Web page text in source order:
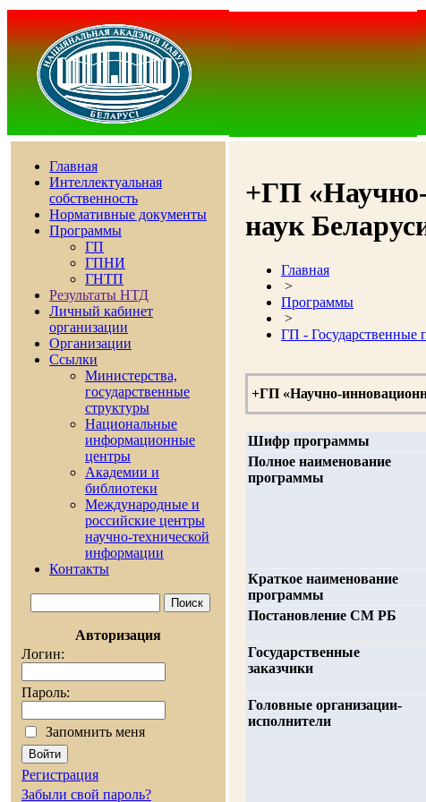
Главная
Интеллектуальная
собственность
Нормативные документы
Программы
ГП
ГПНИ
ГНТП
Результаты НТД
Личный кабинет
организации
Организации
Ссылки
Министерства,
государственные
cтруктуры
Национальные
информационные
центры
Академии и
библиотеки
Международные и
российские центры
научно-технической
информации
Контакты
Авторизация
Логин:
Пароль:
Запомнить меня
Регистрация
Забыли свой пароль?
+ГП
наук
Главная
>
Программы
>
ГП - Государственные
+ГП «Научно-
Шифр программы
Полное наименование
программы
Краткое наименование
программы
Постановление СМ РБ
Государственные
заказчики
Головные организации-
исполнители